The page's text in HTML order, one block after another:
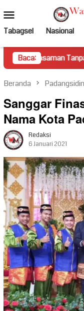
ke
kontenMobile
Tabagsel Nasional
Baca:
Tanpa Dasar Hukum
Beranda
Sanggar
Nama Kota
Redaksi
6 Januari 2021